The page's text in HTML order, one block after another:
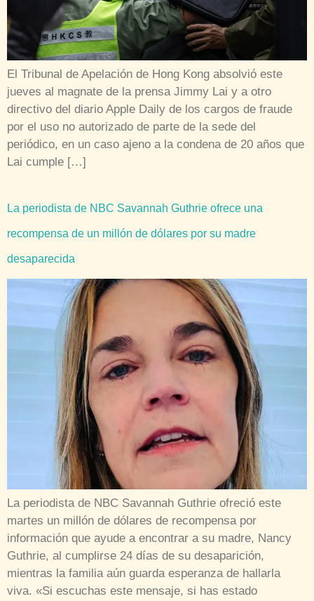
El Tribunal de Apelación de Hong Kong absolvió este
jueves al magnate de la prensa Jimmy Lai y a otro
directivo del diario Apple Daily de los cargos de fraude
por el uso no autorizado de parte de la sede del
periódico, en un caso ajeno a la condena de 20 años que
Lai cumple […]
La periodista de NBC Savannah Guthrie ofrece una
recompensa de un millón de dólares por su madre
desaparecida
La periodista de NBC Savannah Guthrie ofreció este
martes un millón de dólares de recompensa por
información que ayude a encontrar a su madre, Nancy
Guthrie, al cumplirse 24 días de su desaparición,
mientras la familia aún guarda esperanza de hallarla
viva. «Si escuchas este mensaje, si has estado